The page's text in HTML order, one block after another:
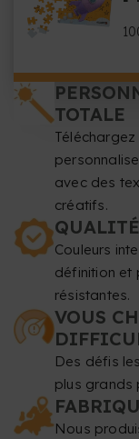
TOTALE
avec des
créatifs.
Couleurs
définition et
résistantes.
VOUS
Des défis
plus grands
Nous